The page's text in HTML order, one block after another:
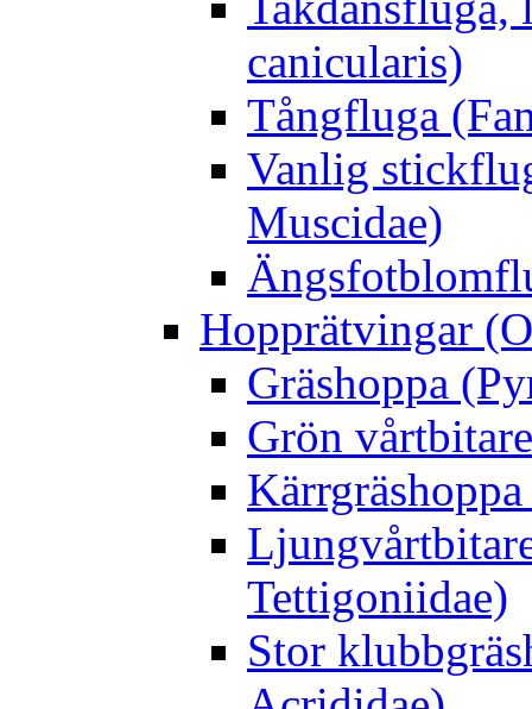
canicularis)
Tångfluga
Vanlig
Muscidae)
Hopprätvingar
Gräshoppa
Grön
Tettigoniidae)
Stor